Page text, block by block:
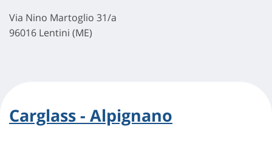
Via Nino Martoglio 31/a
96016 Lentini (ME)
Carglass - Alpignano